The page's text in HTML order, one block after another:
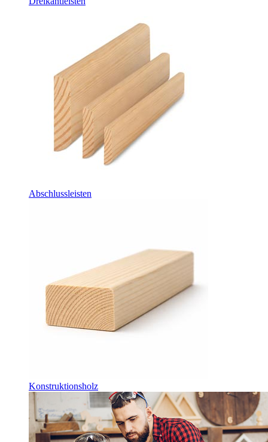
Abschlussleisten
Konstruktionsholz